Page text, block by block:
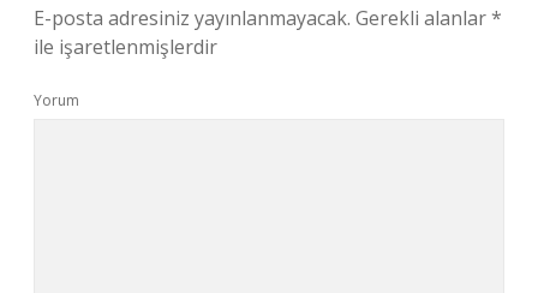
E-posta adresiniz yayınlanmayacak. Gerekli alanlar*
ile işaretlenmişlerdir
Yorum